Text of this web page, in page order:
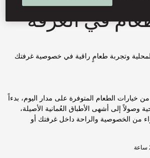
في الغرفة
خيارات الطعام المتوفرة على مدار اليوم، بدءاً
وصولاً إلى أشهى الأطباق العُمانية الأصيلة،
من الخصوصية والراحة داخل غرفتك أو